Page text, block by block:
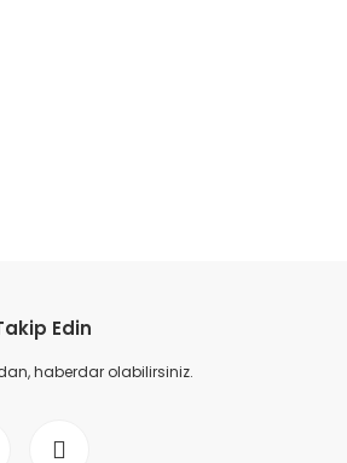
Edin
haberdar olabilirsiniz.